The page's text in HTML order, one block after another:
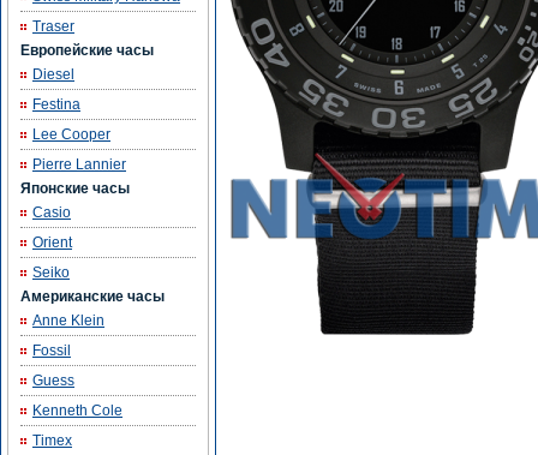
Traser
Европейские часы
Diesel
Festina
Lee Cooper
Pierre Lannier
Японские часы
Casio
Orient
Seiko
Американские часы
Anne Klein
Fossil
Guess
Kenneth Cole
Timex